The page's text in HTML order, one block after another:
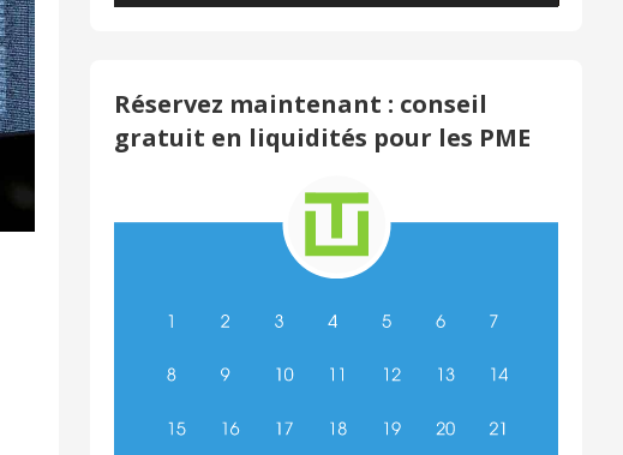
Réservez maintenant : conseil
gratuit en liquidités pour les PME